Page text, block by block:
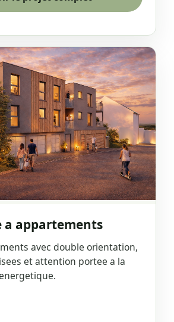
a appartements
avec double orientation,
et attention portee a la